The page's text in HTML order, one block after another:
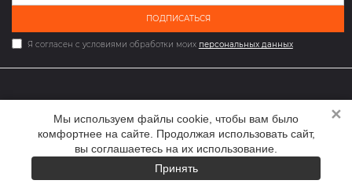
Мы используем файлы cookie, чтобы вам было
комфортнее на сайте. Продолжая использовать сайт,
вы соглашаетесь на их использование.
Принять
✕
ПОДПИСАТЬСЯ
Я согласен с условиями обработки моих персональных данных
2026 © Мультибрендовый магазин одежды и обуви med-
online.ru